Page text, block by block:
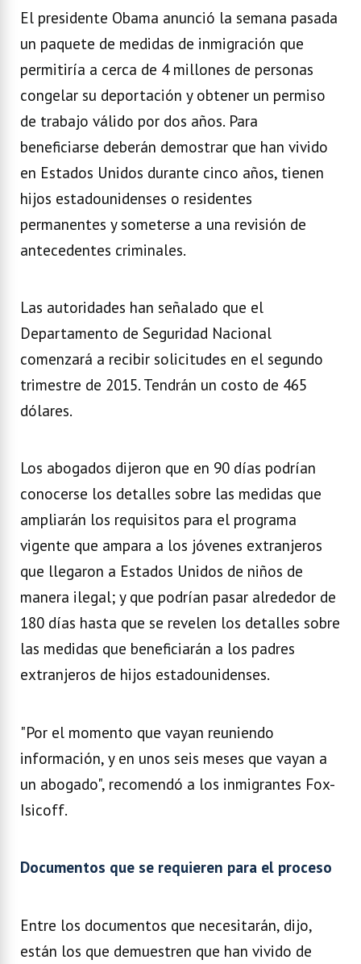
El presidente Obama anunció la semana pasada
un paquete de medidas de inmigración que
permitiría a cerca de 4 millones de personas
congelar su deportación y obtener un permiso
de trabajo válido por dos años. Para
beneficiarse deberán demostrar que han vivido
en Estados Unidos durante cinco años, tienen
hijos estadounidenses o residentes
permanentes y someterse a una revisión de
antecedentes criminales.
Las autoridades han señalado que el
Departamento de Seguridad Nacional
comenzará a recibir solicitudes en el segundo
trimestre de 2015. Tendrán un costo de 465
dólares.
Los abogados dijeron que en 90 días podrían
conocerse los detalles sobre las medidas que
ampliarán los requisitos para el programa
vigente que ampara a los jóvenes extranjeros
que llegaron a Estados Unidos de niños de
manera ilegal; y que podrían pasar alrededor de
180 días hasta que se revelen los detalles sobre
las medidas que beneficiarán a los padres
extranjeros de hijos estadounidenses.
"Por el momento que vayan reuniendo
información, y en unos seis meses que vayan a
un abogado", recomendó a los inmigrantes Fox-
Isicoff.
Documentos que se requieren para el proceso
Entre los documentos que necesitarán, dijo,
están los que demuestren que han vivido de